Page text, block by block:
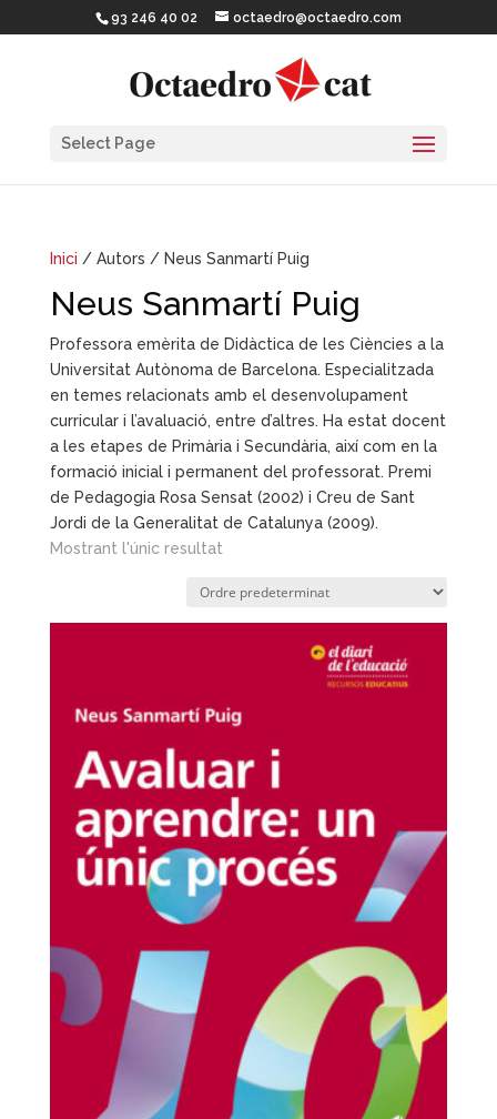
93 246 40 02 octaedro@octaedro.com
Select Page
Inici / Autors / Neus Sanmartí Puig
Neus Sanmartí Puig
Professora emèrita de Didàctica de les Ciències a la
Universitat Autònoma de Barcelona. Especialitzada
en temes relacionats amb el desenvolupament
curricular i l’avaluació, entre d’altres. Ha estat docent
a les etapes de Primària i Secundària, així com en la
formació inicial i permanent del professorat. Premi
de Pedagogia Rosa Sensat (2002) i Creu de Sant
Jordi de la Generalitat de Catalunya (2009).
Mostrant l'únic resultat